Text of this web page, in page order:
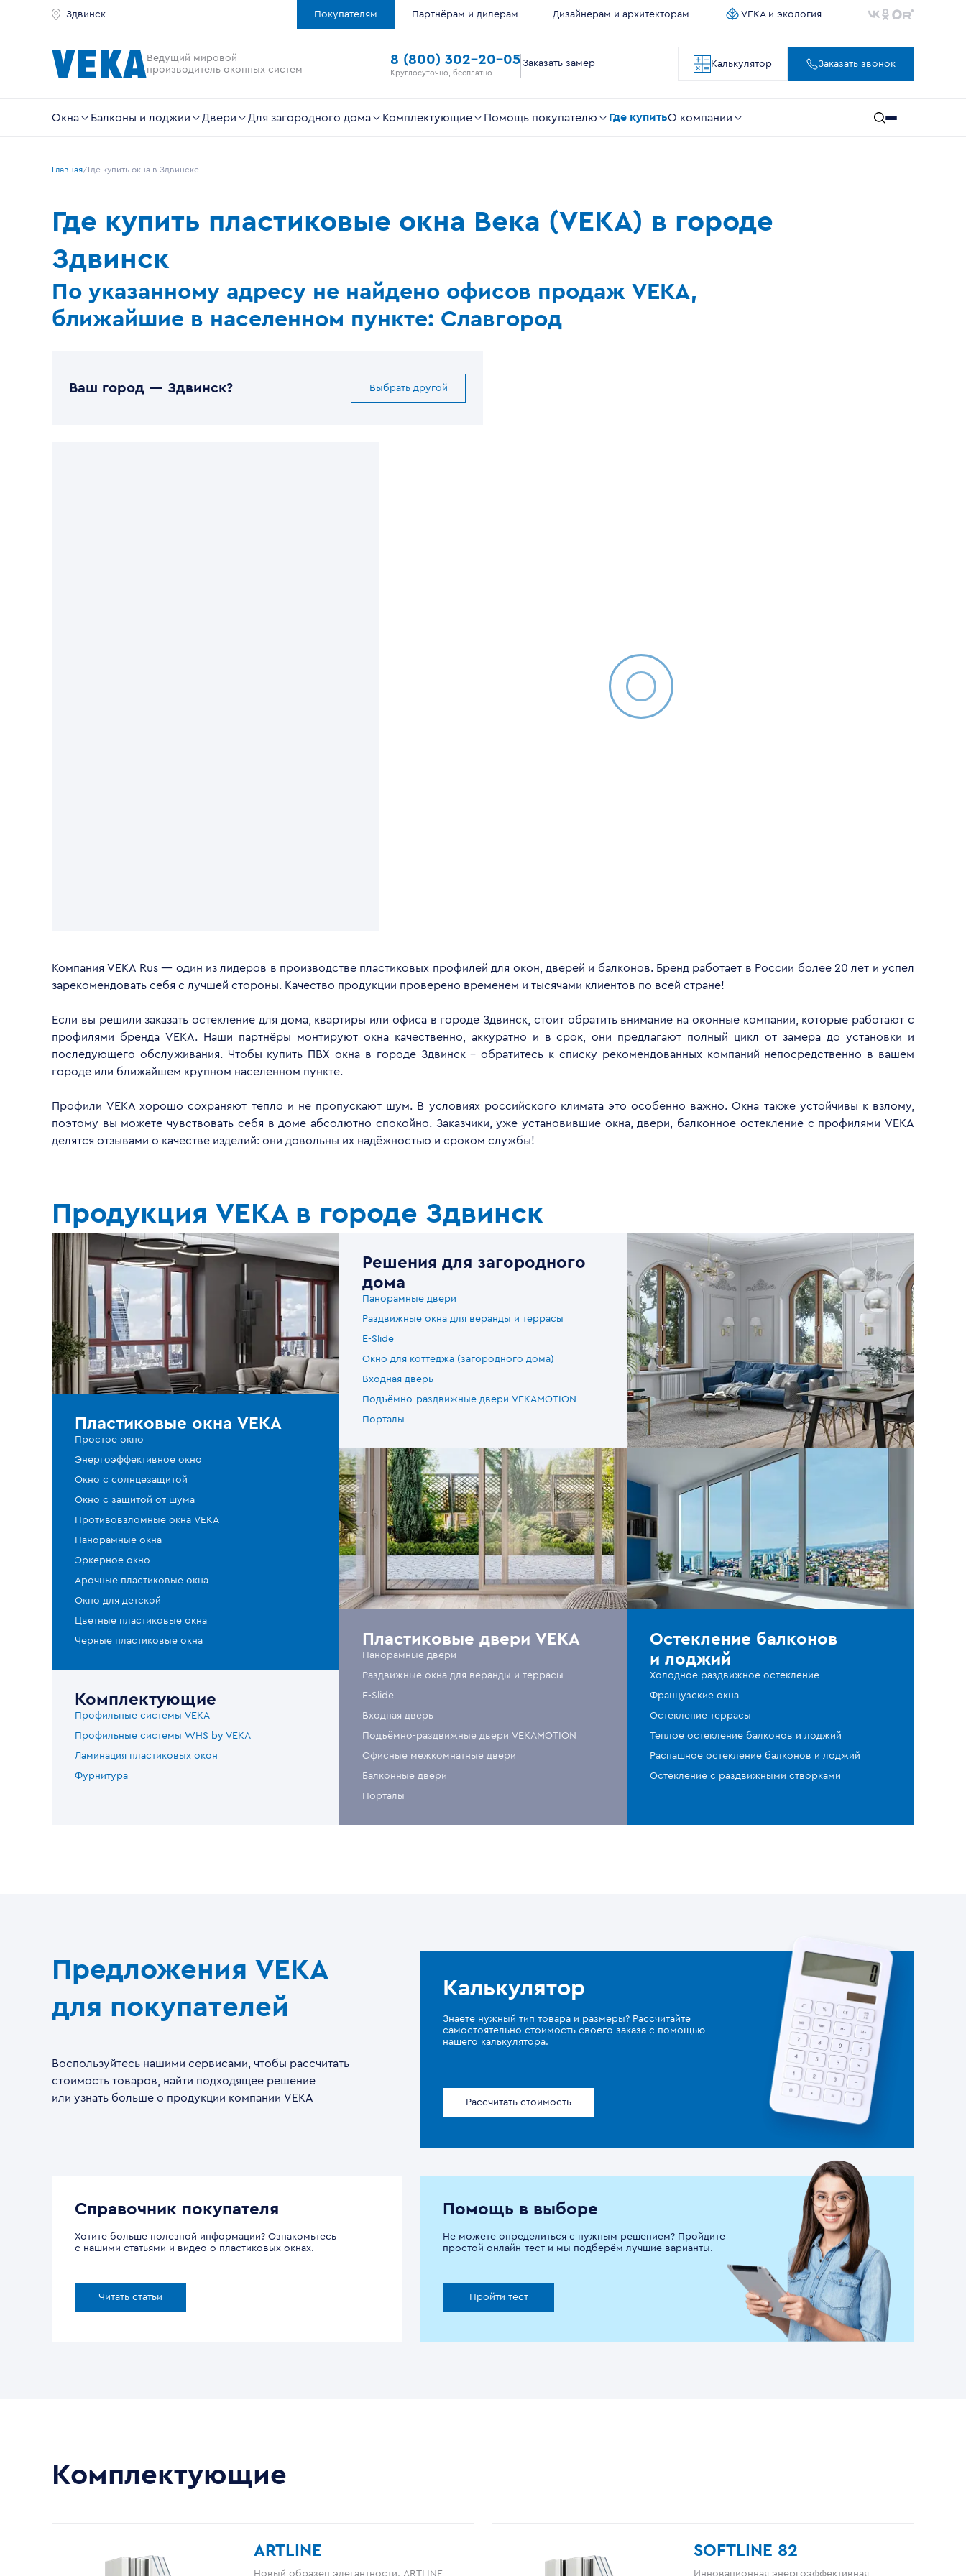
Здвинск Покупателям Партнёрам и дилерам Дизайнерам и архитекторам VEKA и экология
Ведущий мировой
производитель оконных систем
8 (800) 302-20-05
Круглосуточно, бесплатно
Заказать замер Калькулятор Заказать звонок
Окна Балконы и лоджии Двери Для загородного дома Комплектующие Помощь покупателю Где купитьО компании
Главная Где купить окна в Здвинске
Где купить пластиковые окна Века (VEKA) в городе
Здвинск
По указанному адресу не найдено офисов продаж VEKA,
ближайшие в населенном пункте: Славгород
Ваш город — Здвинск? Выбрать другой
Компания VEKA Rus — один из лидеров в производстве пластиковых профилей для окон, дверей и балконов. Бренд работает в России более 20 лет и успел
зарекомендовать себя с лучшей стороны. Качество продукции проверено временем и тысячами клиентов по всей стране!
Если вы решили заказать остекление для дома, квартиры или офиса в городе Здвинск, стоит обратить внимание на оконные компании, которые работают с
профилями бренда VEKA. Наши партнёры монтируют окна качественно, аккуратно и в срок, они предлагают полный цикл от замера до установки и
последующего обслуживания. Чтобы купить ПВХ окна в городе Здвинск - обратитесь к списку рекомендованных компаний непосредственно в вашем
городе или ближайшем крупном населенном пункте.
Профили VEKA хорошо сохраняют тепло и не пропускают шум. В условиях российского климата это особенно важно. Окна также устойчивы к взлому,
поэтому вы можете чувствовать себя в доме абсолютно спокойно. Заказчики, уже установившие окна, двери, балконное остекление с профилями VEKA
делятся отзывами о качестве изделий: они довольны их надёжностью и сроком службы!
Продукция VEKA в городе Здвинск
Пластиковые окна VEKA
Простое окно
Энергоэффективное окно
Окно с солнцезащитой
Окно с защитой от шума
Противовзломные окна VEKA
Панорамные окна
Эркерное окно
Арочные пластиковые окна
Окно для детской
Цветные пластиковые окна
Чёрные пластиковые окна
Комплектующие
Профильные системы VEKA
Профильные системы WHS by VEKA
Ламинация пластиковых окон
Фурнитура
Решения для загородного
дома
Панорамные двери
Раздвижные окна для веранды и террасы
E-Slide
Окно для коттеджа (загородного дома)
Входная дверь
Подъёмно-раздвижные двери VEKAMOTION
Порталы
Пластиковые двери VEKA
Панорамные двери
Раздвижные окна для веранды и террасы
E-Slide
Входная дверь
Подъёмно-раздвижные двери VEKAMOTION
Офисные межкомнатные двери
Балконные двери
Порталы
Остекление балконов
и лоджий
Холодное раздвижное остекление
Французские окна
Остекление террасы
Теплое остекление балконов и лоджий
Распашное остекление балконов и лоджий
Остекление с раздвижными створками
Предложения VEKA
для покупателей
Воспользуйтесь нашими сервисами, чтобы рассчитать
стоимость товаров, найти подходящее решение
или узнать больше о продукции компании VEKA
Калькулятор
Знаете нужный тип товара и размеры? Рассчитайте
самостоятельно стоимость своего заказа с помощью
нашего калькулятора.
Рассчитать стоимость
Справочник покупателя
Хотите больше полезной информации? Ознакомьтесь
с нашими статьями и видео о пластиковых окнах.
Читать статьи
Помощь в выборе
Не можете определиться с нужным решением? Пройдите
простой онлайн-тест и мы подберём лучшие варианты.
Пройти тест
Комплектующие
ARTLINE
Новый образец элегантности. ARTLINE
SOFTLINE 82
Инновационная энергоэффективная